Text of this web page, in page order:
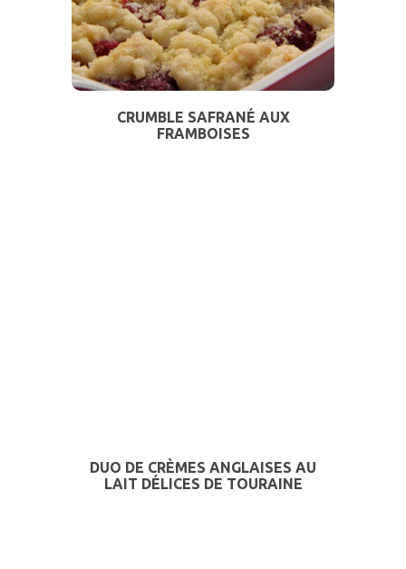
CRUMBLE SAFRANÉ AUX
FRAMBOISES
DUO DE CRÈMES ANGLAISES AU
LAIT DÉLICES DE TOURAINE